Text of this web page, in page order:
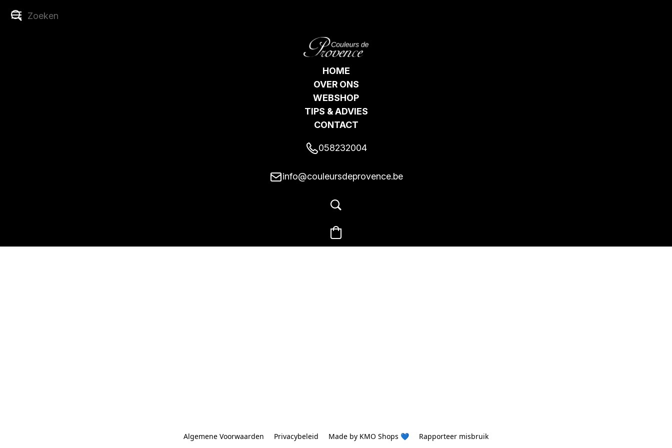
HOME
OVER ONS
WEBSHOP
TIPS & ADVIES
CONTACT
058232004
info@couleursdeprovence.be
Algemene Voorwaarden Privacybeleid Made by KMO Shops 💙 Rapporteer misbruik